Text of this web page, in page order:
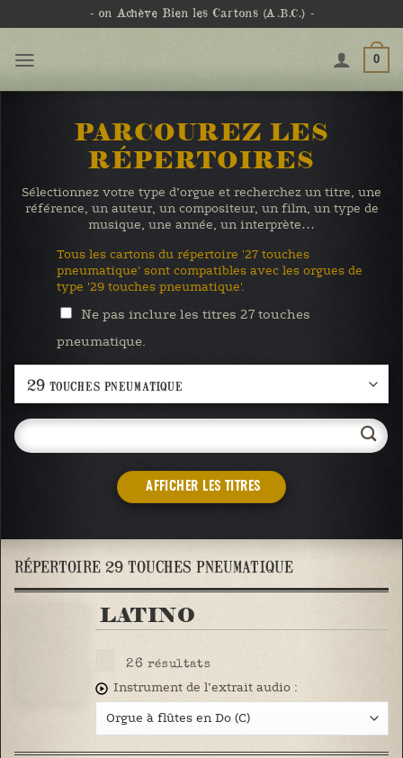
- on Achève Bien les Cartons (A.B.C.) -
0
PARCOUREZ LES
RÉPERTOIRES
Sélectionnez votre type d’orgue et recherchez un titre, une
référence, un auteur, un compositeur, un film, un type de
musique, une année, un interprète…
Tous les cartons du répertoire '27 touches
pneumatique' sont compatibles avec les orgues de
type '29 touches pneumatique'.
Ne pas inclure les titres 27 touches
pneumatique.
AFFICHER LES TITRES
RÉPERTOIRE 29 TOUCHES PNEUMATIQUE
LATINO
26 résultats
Instrument de l’extrait audio :